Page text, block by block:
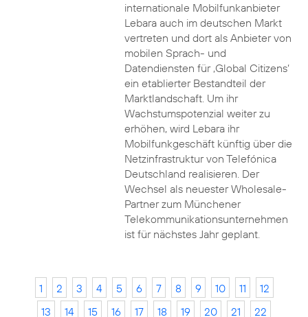
internationale Mobilfunkanbieter
Lebara auch im deutschen Markt
vertreten und dort als Anbieter von
mobilen Sprach- und
Datendiensten für ‚Global Citizens‘
ein etablierter Bestandteil der
Marktlandschaft. Um ihr
Wachstumspotenzial weiter zu
erhöhen, wird Lebara ihr
Mobilfunkgeschäft künftig über die
Netzinfrastruktur von Telefónica
Deutschland realisieren. Der
Wechsel als neuester Wholesale-
Partner zum Münchener
Telekommunikationsunternehmen
ist für nächstes Jahr geplant.
1 2 3 4 5 6 7 8 9 10 11
12
13
14 15 16 17 18 19 20 21
22